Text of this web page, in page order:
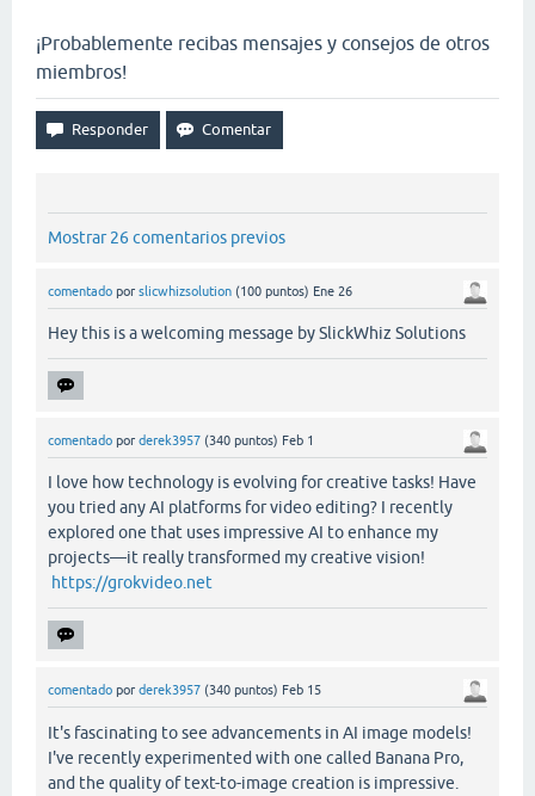
¡Probablemente recibas mensajes y consejos de otros
miembros!
Mostrar 26 comentarios previos
comentado por slicwhizsolution (100 puntos) Ene 26
Hey this is a welcoming message by SlickWhiz Solutions
comentado por derek3957 (340 puntos) Feb 1
I love how technology is evolving for creative tasks! Have
you tried any AI platforms for video editing? I recently
explored one that uses impressive AI to enhance my
projects—it really transformed my creative vision!
https://grokvideo.net
comentado por derek3957 (340 puntos) Feb 15
It's fascinating to see advancements in AI image models!
I've recently experimented with one called Banana Pro,
and the quality of text-to-image creation is impressive.